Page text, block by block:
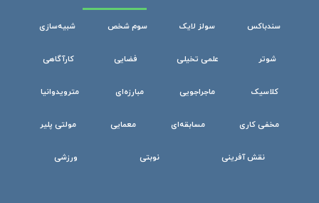
سندباکس سولز لایک سوم شخص شبیه‌سازی
شوتر علمی تخیلی فضایی کارآگاهی
کلاسیک ماجراجویی مبارزه‌ای مترویدوانیا
مخفی کاری مسابقه‌ای معمایی مولتی پلیر
نقش آفرینی نوبتی ورزشی